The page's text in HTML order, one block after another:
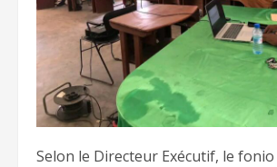
Selon le Directeur Exécutif, le